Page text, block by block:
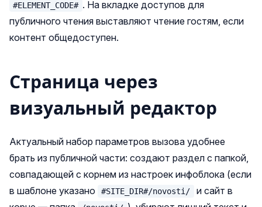
#ELEMENT_CODE# . На вкладке доступов для
публичного чтения выставляют чтение гостям, если
контент общедоступен.
Страница через
визуальный редактор
Актуальный набор параметров вызова удобнее
брать из публичной части: создают раздел с папкой,
совпадающей с корнем из настроек инфоблока (если
в шаблоне указано
#SITE_DIR#/novosti/
и сайт в